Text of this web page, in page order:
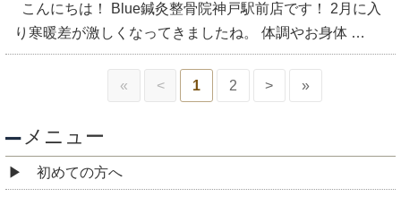
こんにちは！ Blue鍼灸整骨院神戸駅前店です！ 2月に入
り寒暖差が激しくなってきましたね。 体調やお身体 …
« < 1 2 > »
メニュー
初めての方へ